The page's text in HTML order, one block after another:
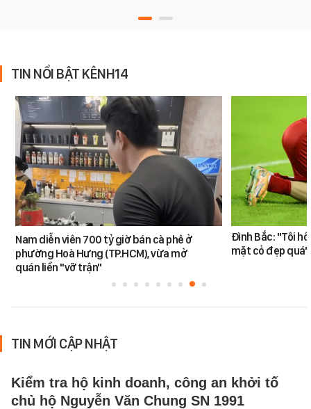
TIN NỔI BẬT KÊNH14
Nam diễn viên 700 tỷ giờ bán cà phê ở
phường Hoà Hưng (TP.HCM), vừa mở
quán liền "vỡ trận"
Đình Bắc: "Tôi
mặt cỏ đẹp quá"
TIN MỚI CẬP NHẬT
Kiểm tra hộ kinh doanh, công an khởi tố
chủ hộ Nguyễn Văn Chung SN 1991